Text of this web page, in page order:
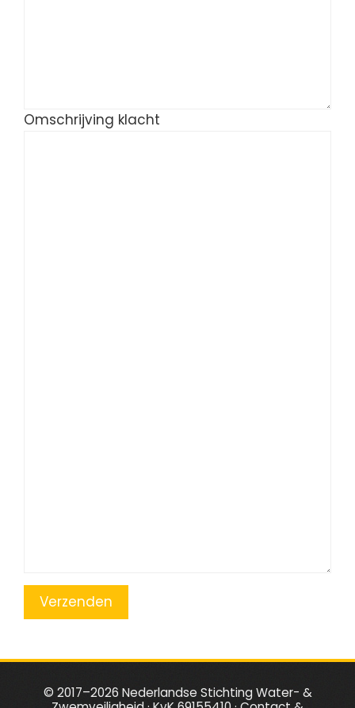
Omschrijving klacht
Verzenden
© 2017–2026 Nederlandse Stichting Water- &